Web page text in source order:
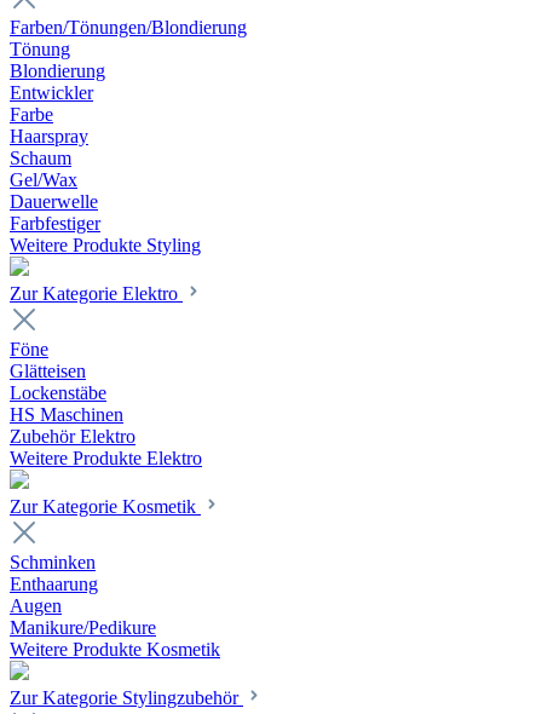
Farben/Tönungen/Blondierung
Tönung
Blondierung
Entwickler
Farbe
Haarspray
Schaum
Gel/Wax
Dauerwelle
Farbfestiger
Weitere Produkte Styling
Zur Kategorie Elektro
Föne
Glätteisen
Lockenstäbe
HS Maschinen
Zubehör Elektro
Weitere Produkte Elektro
Zur Kategorie Kosmetik
Schminken
Enthaarung
Augen
Manikure/Pedikure
Weitere Produkte Kosmetik
Zur Kategorie Stylingzubehör